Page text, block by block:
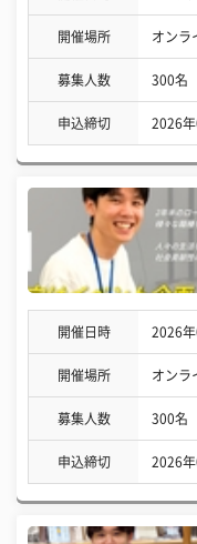
開催場所 オンラ
募集人数 300名
申込締切 2026
開催日時 2026
開催場所 オンラ
募集人数 300名
申込締切 2026